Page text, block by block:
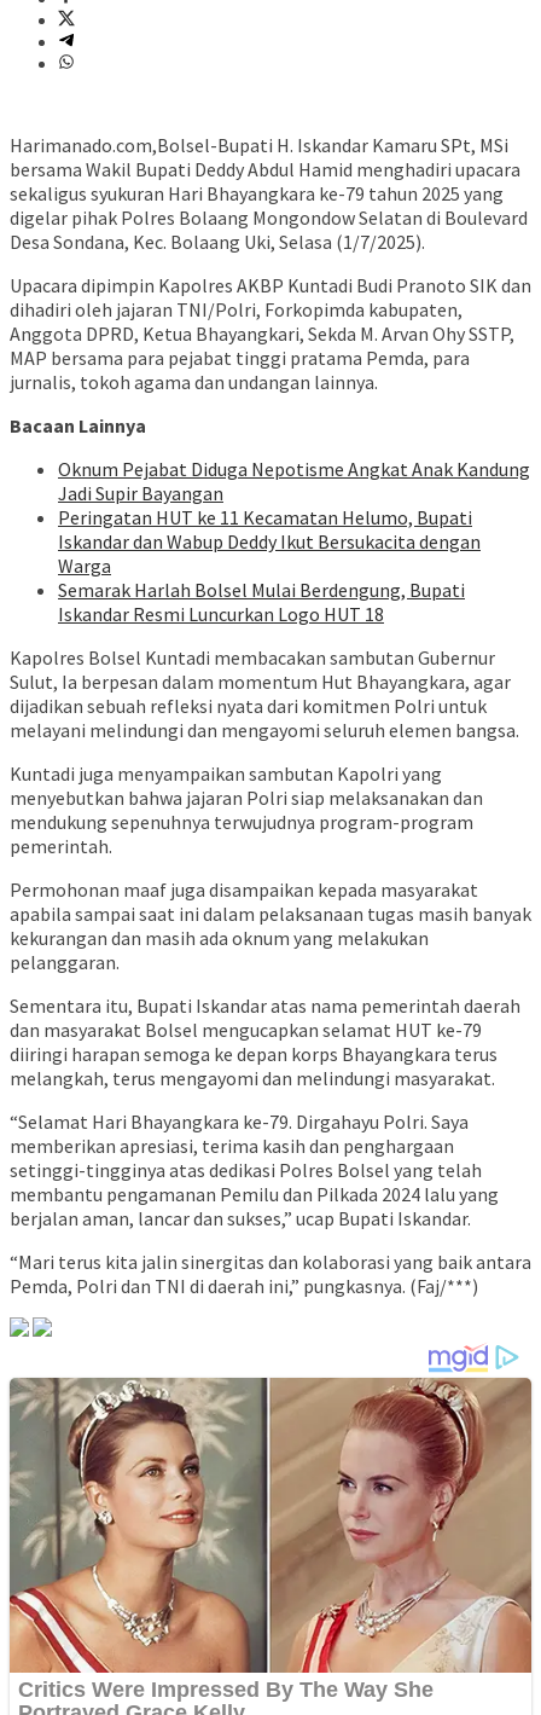
Harimanado.com,Bolsel-Bupati H. Iskandar Kamaru SPt, MSi
bersama Wakil Bupati Deddy Abdul Hamid menghadiri upacara
sekaligus syukuran Hari Bhayangkara ke-79 tahun 2025 yang
digelar pihak Polres Bolaang Mongondow Selatan di Boulevard
Desa Sondana, Kec. Bolaang Uki, Selasa (1/7/2025).
Upacara dipimpin Kapolres AKBP Kuntadi Budi Pranoto SIK dan
dihadiri oleh jajaran TNI/Polri, Forkopimda kabupaten,
Anggota DPRD, Ketua Bhayangkari, Sekda M. Arvan Ohy SSTP,
MAP bersama para pejabat tinggi pratama Pemda, para
jurnalis, tokoh agama dan undangan lainnya.
Bacaan Lainnya
Oknum Pejabat Diduga Nepotisme Angkat Anak Kandung
Jadi Supir Bayangan
Peringatan HUT ke 11 Kecamatan Helumo, Bupati
Iskandar dan Wabup Deddy Ikut Bersukacita dengan
Warga
Semarak Harlah Bolsel Mulai Berdengung, Bupati
Iskandar Resmi Luncurkan Logo HUT 18
Kapolres Bolsel Kuntadi membacakan sambutan Gubernur
Sulut, Ia berpesan dalam momentum Hut Bhayangkara, agar
dijadikan sebuah refleksi nyata dari komitmen Polri untuk
melayani melindungi dan mengayomi seluruh elemen bangsa.
Kuntadi juga menyampaikan sambutan Kapolri yang
menyebutkan bahwa jajaran Polri siap melaksanakan dan
mendukung sepenuhnya terwujudnya program-program
pemerintah.
Permohonan maaf juga disampaikan kepada masyarakat
apabila sampai saat ini dalam pelaksanaan tugas masih banyak
kekurangan dan masih ada oknum yang melakukan
pelanggaran.
Sementara itu, Bupati Iskandar atas nama pemerintah daerah
dan masyarakat Bolsel mengucapkan selamat HUT ke-79
diiringi harapan semoga ke depan korps Bhayangkara terus
melangkah, terus mengayomi dan melindungi masyarakat.
“Selamat Hari Bhayangkara ke-79. Dirgahayu Polri. Saya
memberikan apresiasi, terima kasih dan penghargaan
setinggi-tingginya atas dedikasi Polres Bolsel yang telah
membantu pengamanan Pemilu dan Pilkada 2024 lalu yang
berjalan aman, lancar dan sukses,” ucap Bupati Iskandar.
“Mari terus kita jalin sinergitas dan kolaborasi yang baik antara
Pemda, Polri dan TNI di daerah ini,” pungkasnya. (Faj/***)